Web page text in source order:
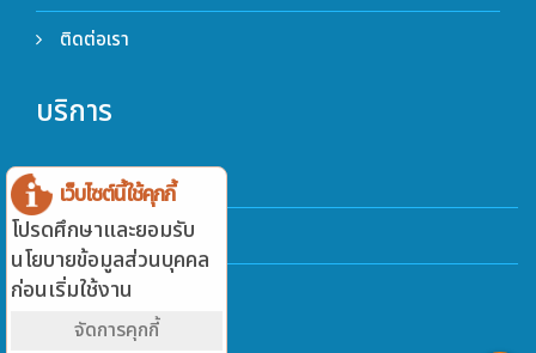
ติดต่อเรา
บริการ
นำเข้า
ตรวจสอบ
ติดตั้ง
เว็บไซต์นี้ใช้คุกกี้
โปรดศึกษาและยอมรับ
นโยบายข้อมูลส่วนบุคคล
ก่อนเริ่มใช้งาน
จัดการคุกกี้